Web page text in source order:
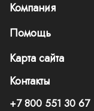
Компания
Помощь
Карта сайта
Контакты
+7 800 551 30 67